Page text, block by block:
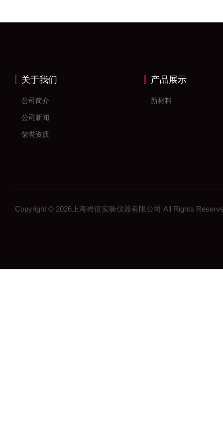
关于我们
公司简介
公司新闻
荣誉资质
产品展示
新材料
Copyright © 2026上海岩征实验仪器有限公司 All Rights